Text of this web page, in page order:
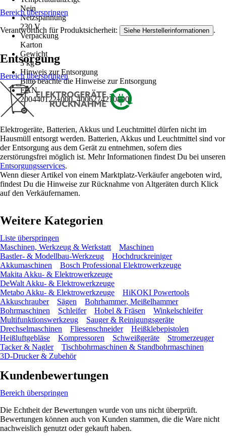
Nein
Netzspannung
230 V
Verpackung
Karton
Gewicht
3 kg
Hinweis zur Entsorgung
Bitte beachte die Hinweise zur Entsorgung
EAN
2004401221000, 4006274270800
Bereich überspringen
Verantwortlich für Produktsicherheit: Siehe Herstellerinformationen .
Entsorgung
Bereich überspringen
Elektrogeräte, Batterien, Akkus und Leuchtmittel dürfen nicht im
Hausmüll entsorgt werden. Batterien, Akkus und Leuchtmittel sind vor
der Entsorgung aus dem Gerät zu entnehmen, sofern dies
zerstörungsfrei möglich ist. Mehr Informationen findest Du bei unseren
Entsorgungsservices.
Wenn dieser Artikel von einem Marktplatz-Verkäufer angeboten wird,
findest Du die Hinweise zur Rücknahme von Altgeräten durch Klick
auf den Verkäufernamen.
Weitere Kategorien
Liste überspringen
Maschinen, Werkzeug & Werkstatt
Maschinen
Bastler- & Modellbau-Werkzeug
Hochdruckreiniger
Akkumaschinen
Bosch Professional Elektrowerkzeuge
Makita Akku- & Elektrowerkzeuge
DeWalt Akku- & Elektrowerkzeuge
Metabo Akku- & Elektrowerkzeuge
HiKOKI Powertools
Akkuschrauber
Sägen
Bohrhammer, Meißelhammer
Bohrmaschinen
Schleifer Hobel & Fräsen
Winkelschleifer
Multifunktionswerkzeug
Sauger & Reinigungsgeräte
Drechselmaschinen
Fliesenschneider
Heißklebepistolen
Heißluftgebläse
Kompressoren Schweißgeräte
Stromerzeuger
Tacker & Nagler
Tischbohrmaschinen & Standbohrmaschinen
3D-Drucker & Zubehör
Kundenbewertungen
Bereich überspringen
Die Echtheit der Bewertungen wurde von uns nicht überprüft.
Bewertungen können auch von Kunden stammen, die die Ware nicht
nachweislich genutzt oder gekauft haben.